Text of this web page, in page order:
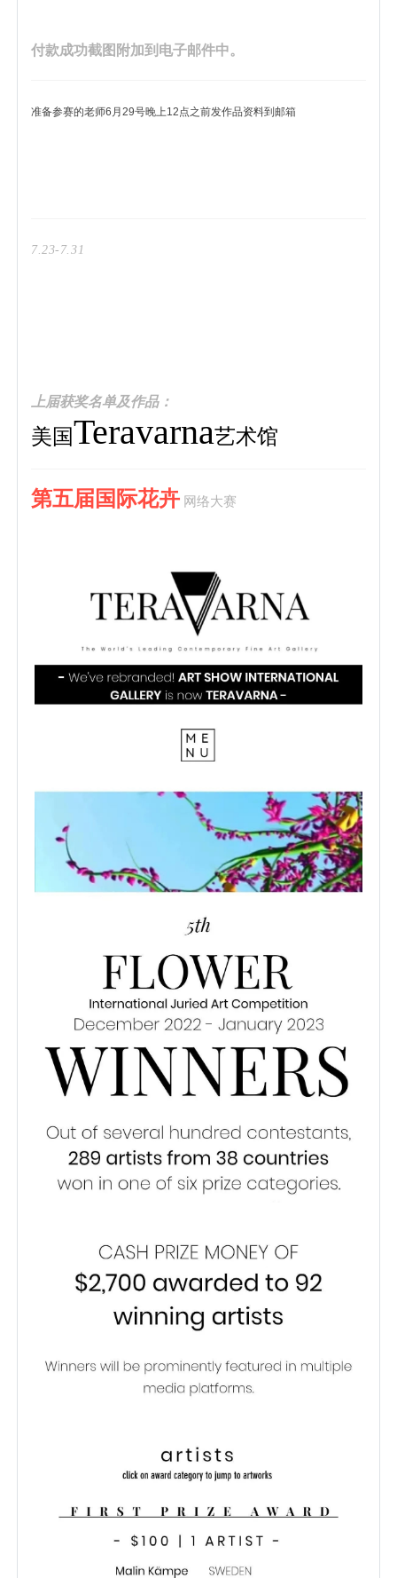
️️付款成功截图附加到电子邮件中。
准备参赛的老师6月29号晚上12点之前发作品资料到邮箱
7. 23-7.31
上届获奖名单及作品：
美国Teravarna艺术馆
第五届国际花卉 网络大赛